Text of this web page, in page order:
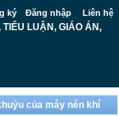
ký Đăng nhập Liên hệ
LUẬN, GIÁO ÁN,
của máy nén khí